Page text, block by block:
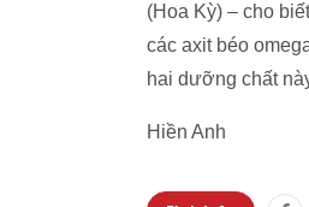
(Hoa Kỳ) – cho
các axit béo
hai dưỡng chất
Hiền Anh